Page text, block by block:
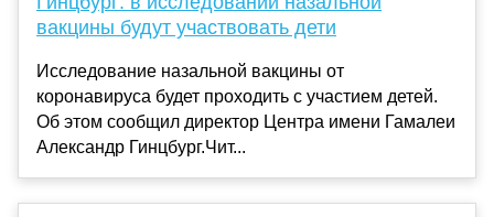
вакцины будут участвовать дети
Исследование назальной вакцины от
коронавируса будет проходить с участием детей.
Об этом сообщил директор Центра имени Гамалеи
Александр Гинцбург.Чит...